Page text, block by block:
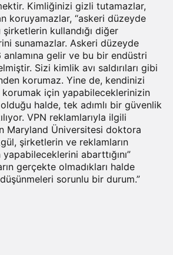
Kimliğinizi gizli tutamazlar,
koruyamazlar, “askeri düzeyde
kullandığı diğer
sunamazlar. Askeri düzeyde
gelir ve bu bir endüstri
Sizi kimlik avı saldırıları gibi
korumaz. Yine de, kendinizi
için yapabileceklerinizin
halde, tek adımlı bir güvenlik
VPN reklamlarıyla ilgili
Maryland Üniversitesi doktora
şirketlerin ve reklamların
abarttığını”
gerçekte olmadıkları halde
düşünmeleri sorunlu bir durum.”